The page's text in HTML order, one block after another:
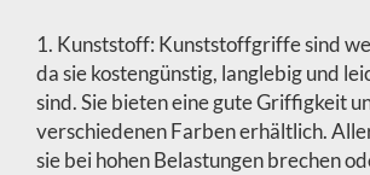
1. Kunststoff: Kunststoffgriffe sind
da sie kostengünstig, langlebig und
sind. Sie bieten eine gute Griffigkeit
verschiedenen Farben erhältlich.
sie bei hohen Belastungen brechen